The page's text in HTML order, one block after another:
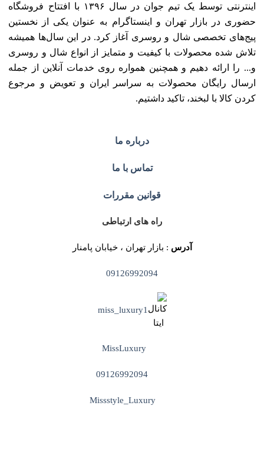
اینترنتی توسط یک تیم جوان در سال ۱۳۹۶ با افتتاح فروشگاه
حضوری در بازار تهران و اینستاگرام به عنوان یکی از نخستین
پیج‌های تخصصی شال و روسری آغاز کرد. در این سال‌ها همیشه
تلاش شده محصولات با کیفیت و متمایز از انواع شال و روسری
و... را ارائه دهیم و همچنین همواره روی خدمات آنلاین از جمله
ارسال رایگان محصولات به سراسر ایران و تعویض و مرجوع
کردن کالا با لبخند، تاکید داشتیم.
درباره ما
تماس با ما
قوانین مقررات
راه های ارتباطی
آدرس : بازار تهران ، خیابان پامنار
09126992094
miss_luxury1
MissLuxury
09126992094
Missstyle_Luxury